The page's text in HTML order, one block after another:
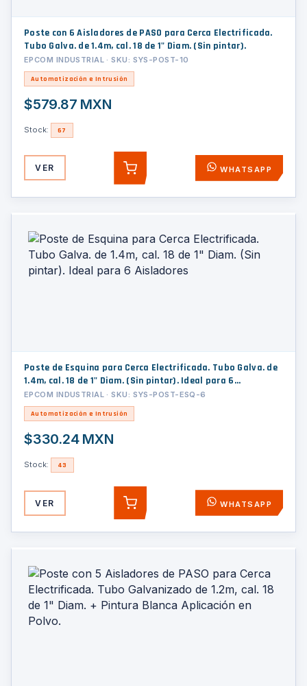
Poste con 6 Aisladores de PASO para Cerca Electrificada.
Tubo Galva. de 1.4m, cal. 18 de 1" Diam. (Sin pintar).
EPCOM INDUSTRIAL · SKU: SYS-POST-10
Automatización e Intrusión
$579.87 MXN
Stock: 67
VER AGREGAR WHATSAPP
Poste de Esquina para Cerca Electrificada. Tubo Galva. de
1.4m, cal. 18 de 1" Diam. (Sin pintar). Ideal para 6
Aisladores
EPCOM INDUSTRIAL · SKU: SYS-POST-ESQ-6
Automatización e Intrusión
$330.24 MXN
Stock: 43
VER AGREGAR WHATSAPP